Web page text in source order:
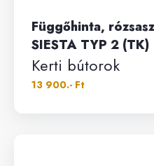
Függőhinta,
SIESTA TYP 2 (TK)
Kerti bútorok
13 900.- Ft